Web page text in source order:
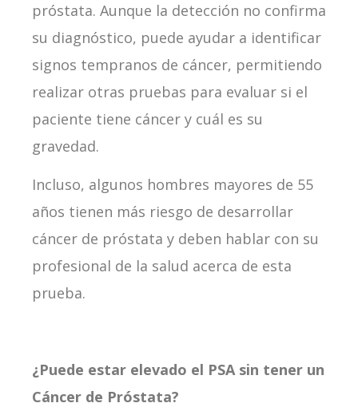
próstata. Aunque la detección no confirma
su diagnóstico, puede ayudar a identificar
signos tempranos de cáncer, permitiendo
realizar otras pruebas para evaluar si el
paciente tiene cáncer y cuál es su
gravedad.
Incluso, algunos hombres mayores de 55
años tienen más riesgo de desarrollar
cáncer de próstata y deben hablar con su
profesional de la salud acerca de esta
prueba.
¿Puede estar elevado el PSA sin tener un
Cáncer de Próstata?